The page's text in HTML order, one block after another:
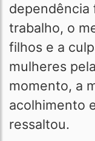
dependência
trabalho, o
filhos e a
mulheres
momento, a
acolhimento
ressaltou.